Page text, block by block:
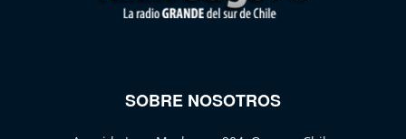
SOBRE NOSOTROS